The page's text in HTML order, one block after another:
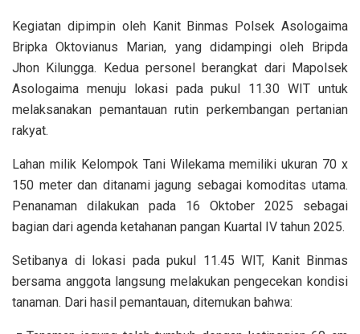
Kegiatan dipimpin oleh Kanit Binmas Polsek Asologaima
Bripka Oktovianus Marian, yang didampingi oleh Bripda
Jhon Kilungga. Kedua personel berangkat dari Mapolsek
Asologaima menuju lokasi pada pukul 11.30 WIT untuk
melaksanakan pemantauan rutin perkembangan pertanian
rakyat.
Lahan milik Kelompok Tani Wilekama memiliki ukuran 70 x
150 meter dan ditanami jagung sebagai komoditas utama.
Penanaman dilakukan pada 16 Oktober 2025 sebagai
bagian dari agenda ketahanan pangan Kuartal IV tahun 2025.
Setibanya di lokasi pada pukul 11.45 WIT, Kanit Binmas
bersama anggota langsung melakukan pengecekan kondisi
tanaman. Dari hasil pemantauan, ditemukan bahwa: